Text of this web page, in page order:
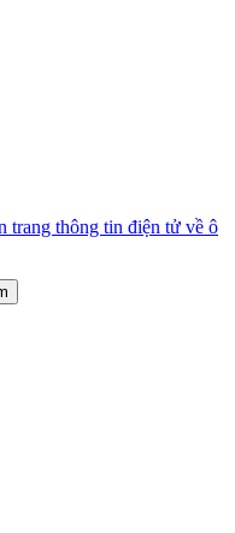
trang thông tin điện tử về ô